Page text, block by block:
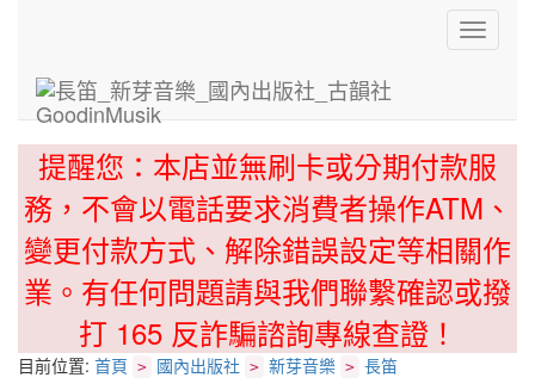
Toggle
提醒您：本店並無刷卡或分期付款服
務，不會以電話要求消費者操作ATM、
變更付款方式、解除錯誤設定等相關作
業。有任何問題請與我們聯繫確認或撥
打 165 反詐騙諮詢專線查證！
目前位置: 首頁 > 國內出版社 > 新芽音樂 > 長笛